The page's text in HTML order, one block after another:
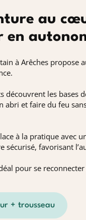
au
en
à Arêches propose
découvrent les bases
abri et faire du feu
à la pratique
sécurisé, favorisant
pour se
+ trousseau